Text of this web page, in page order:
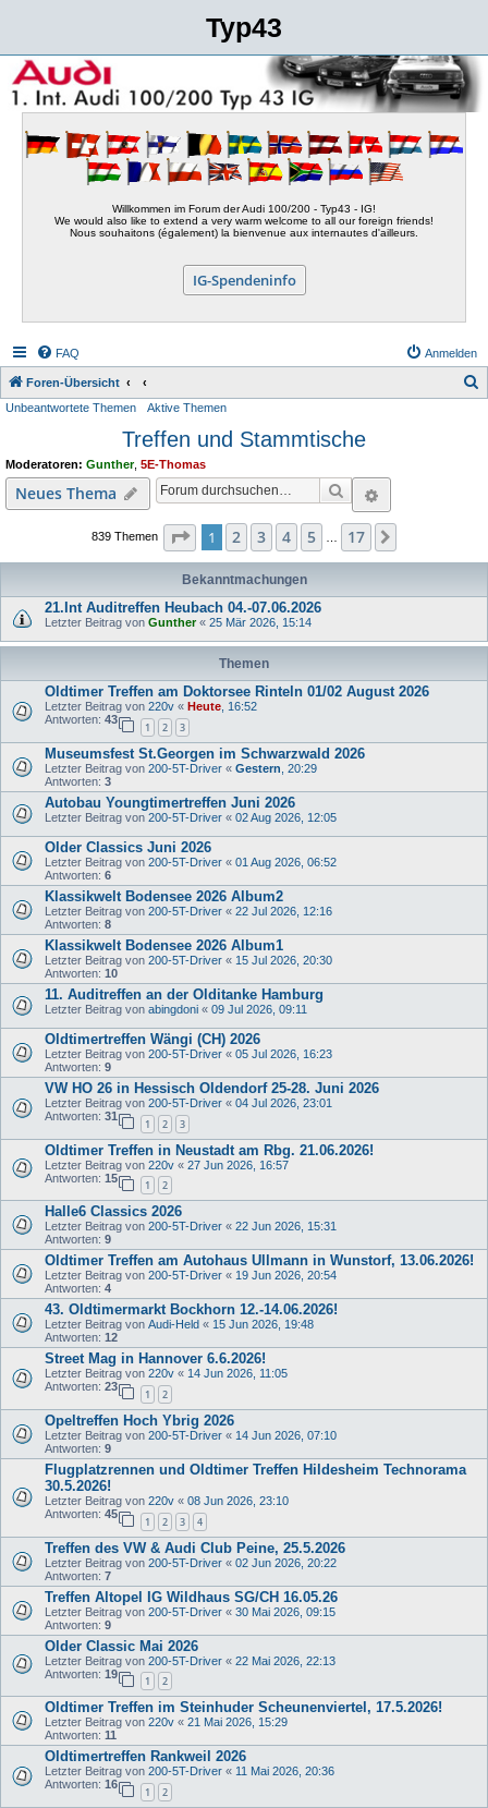
Typ43
Willkommen im Forum der Audi 100/200 - Typ43 - IG!
We would also like to extend a very warm welcome to all our foreign friends!
Nous souhaitons (également) la bienvenue aux internautes d'ailleurs.
IG-Spendeninfo
FAQ Anmelden
Foren-Übersicht
Unbeantwortete Themen Aktive Themen
Treffen und Stammtische
Moderatoren: Gunther, 5E-Thomas
Neues Thema Suche
839 Themen Seite 1 von 17
1 2 3 4 5 … 17
Bekanntmachungen
21.Int Auditreffen Heubach 04.-07.06.2026
Letzter Beitrag von Gunther« 25 Mär 2026, 15:14
Themen
Oldtimer Treffen am Doktorsee Rinteln 01/02 August 2026
Letzter Beitrag von 220v « Heute, 16:52
Antworten: 43
1 2 3
Museumsfest St.Georgen im Schwarzwald 2026
Letzter Beitrag von 200-5T-Driver « Gestern , 20:29
Antworten: 3
Autobau Youngtimertreffen Juni 2026
Letzter Beitrag von 200-5T-Driver « 02 Aug 2026, 12:05
Older Classics Juni 2026
Letzter Beitrag von 200-5T-Driver « 01 Aug 2026, 06:52
Antworten: 6
Klassikwelt Bodensee 2026 Album2
Letzter Beitrag von 200-5T-Driver « 22 Jul 2026, 12:16
Antworten: 8
Klassikwelt Bodensee 2026 Album1
Letzter Beitrag von 200-5T-Driver « 15 Jul 2026, 20:30
Antworten: 10
11. Auditreffen an der Olditanke Hamburg
Letzter Beitrag von abingdoni « 09 Jul 2026, 09:11
Oldtimertreffen Wängi (CH) 2026
Letzter Beitrag von 200-5T-Driver « 05 Jul 2026, 16:23
Antworten: 9
VW HO 26 in Hessisch Oldendorf 25-28. Juni 2026
Letzter Beitrag von 200-5T-Driver « 04 Jul 2026, 23:01
Antworten: 31
1 2 3
Oldtimer Treffen in Neustadt am Rbg. 21.06.2026!
Letzter Beitrag von 220v « 27 Jun 2026, 16:57
Antworten: 15
1 2
Halle6 Classics 2026
Letzter Beitrag von 200-5T-Driver « 22 Jun 2026, 15:31
Antworten: 9
Oldtimer Treffen am Autohaus Ullmann in Wunstorf, 13.06.2026!
Letzter Beitrag von 200-5T-Driver « 19 Jun 2026, 20:54
Antworten: 4
43. Oldtimermarkt Bockhorn 12.-14.06.2026!
Letzter Beitrag von Audi-Held « 15 Jun 2026, 19:48
Antworten: 12
Street Mag in Hannover 6.6.2026!
Letzter Beitrag von 220v « 14 Jun 2026, 11:05
Antworten: 23
1 2
Opeltreffen Hoch Ybrig 2026
Letzter Beitrag von 200-5T-Driver « 14 Jun 2026, 07:10
Antworten: 9
Flugplatzrennen und Oldtimer Treffen Hildesheim Technorama
30.5.2026!
Letzter Beitrag von 220v « 08 Jun 2026, 23:10
Antworten: 45
1 2 3 4
Treffen des VW & Audi Club Peine, 25.5.2026
Letzter Beitrag von 200-5T-Driver « 02 Jun 2026, 20:22
Antworten: 7
Treffen Altopel IG Wildhaus SG/CH 16.05.26
Letzter Beitrag von 200-5T-Driver « 30 Mai 2026, 09:15
Antworten: 9
Older Classic Mai 2026
Letzter Beitrag von 200-5T-Driver « 22 Mai 2026, 22:13
Antworten: 19
1 2
Oldtimer Treffen im Steinhuder Scheunenviertel, 17.5.2026!
Letzter Beitrag von 220v « 21 Mai 2026, 15:29
Antworten: 11
Oldtimertreffen Rankweil 2026
Letzter Beitrag von 200-5T-Driver « 11 Mai 2026, 20:36
Antworten: 16
1 2